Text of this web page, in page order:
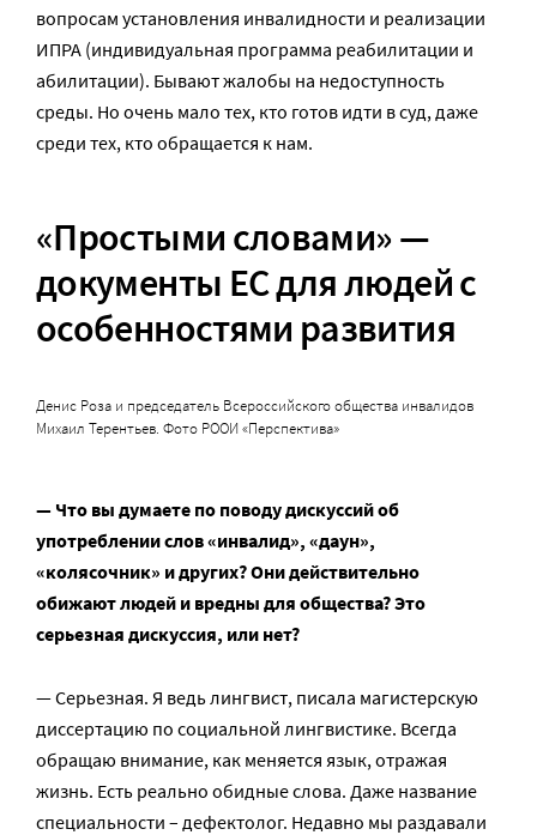
вопросам установления инвалидности и реализации
ИПРА (индивидуальная программа реабилитации и
абилитации). Бывают жалобы на недоступность
среды. Но очень мало тех, кто готов идти в суд, даже
среди тех, кто обращается к нам.
«Простыми словами» —
документы ЕС для людей с
особенностями развития
Денис Роза и председатель Всероссийского общества инвалидов
Михаил Терентьев. Фото РООИ «Перспектива»
— Что вы думаете по поводу дискуссий об
употреблении слов «инвалид», «даун»,
«колясочник» и других? Они действительно
обижают людей и вредны для общества? Это
серьезная дискуссия, или нет?
— Серьезная. Я ведь лингвист, писала магистерскую
диссертацию по социальной лингвистике. Всегда
обращаю внимание, как меняется язык, отражая
жизнь. Есть реально обидные слова. Даже название
специальности – дефектолог. Недавно мы раздавали